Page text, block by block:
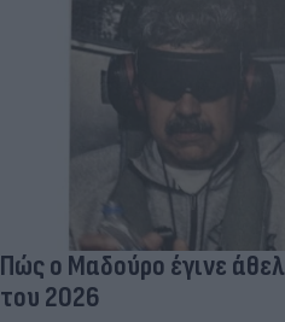
Πώς ο Μαδούρο έγινε
του 2026